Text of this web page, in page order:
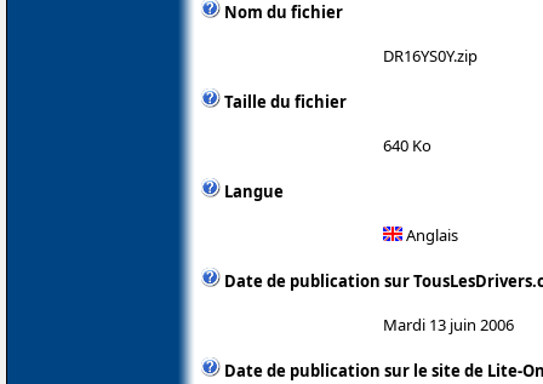
Nom du fichier
DR16YS0Y.zip
Taille du fichier
640 Ko
Langue
Anglais
Date de publication sur
Mardi 13 juin 2006
Date de publication sur le site de Lite-